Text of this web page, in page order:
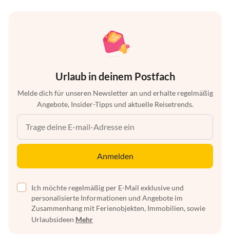
Urlaub in deinem Postfach
Melde dich für unseren Newsletter an und erhalte regelmäßig
Angebote, Insider-Tipps und aktuelle Reisetrends.
Anmelden
Ich möchte regelmäßig per E-Mail exklusive und
personalisierte Informationen und Angebote im
Zusammenhang mit Ferienobjekten, Immobilien, sowie
Urlaubsideen Mehr